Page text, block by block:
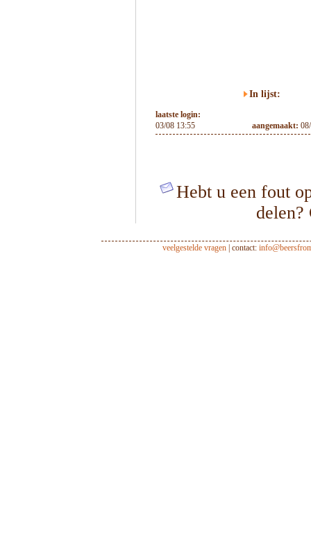
In lijst:
laatste login:
03/08 13:55
aangemaakt:
Hebt u een fout
veelgestelde vragen| contact: